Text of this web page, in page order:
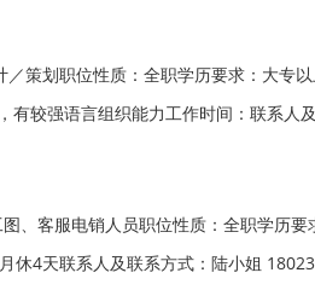
策划职位性质：全职学历要求：大专
较强语言组织能力工作时间：联系人
、客服电销人员职位性质：全职学历
休4天联系人及联系方式：陆小姐